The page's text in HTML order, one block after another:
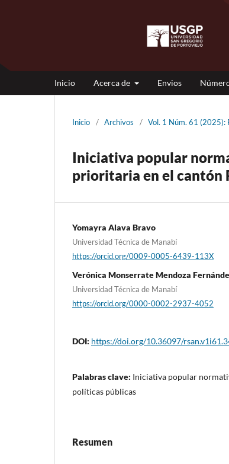
Inicio Acerca de Envios
Inicio / Archivos / Vol. 1 Núm. 61 (2025):
Iniciativa popular
prioritaria en el cantón
Yomayra Alava Bravo
Universidad Técnica de Manabí
https://orcid.org/0009-0005-6439-113X
Verónica Monserrate Mendoza
Universidad Técnica de Manabí
https://orcid.org/0000-0002-2937-4052
DOI: https://doi.org/10.36097/
Palabras clave: Iniciativa popular
políticas públicas
Resumen